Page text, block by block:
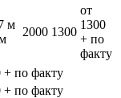
м
2000 1300
от
1300
+ по
факту
+ по факту
+ по факту